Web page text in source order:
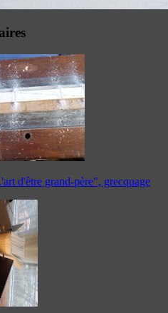
d'être grand-père", grecquage